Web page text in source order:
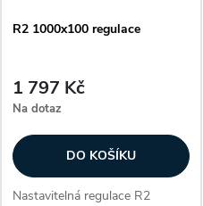
í
p
r
o
s
p
r
o
R2 1000x100 regulace
1 797 Kč
Na dotaz
DO KOŠÍKU
Nastavitelná regulace R2